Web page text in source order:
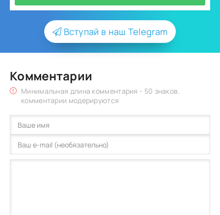
Вступай в наш Telegram
Комментарии
Минимальная длина комментария - 50 знаков.
комментарии модерируются